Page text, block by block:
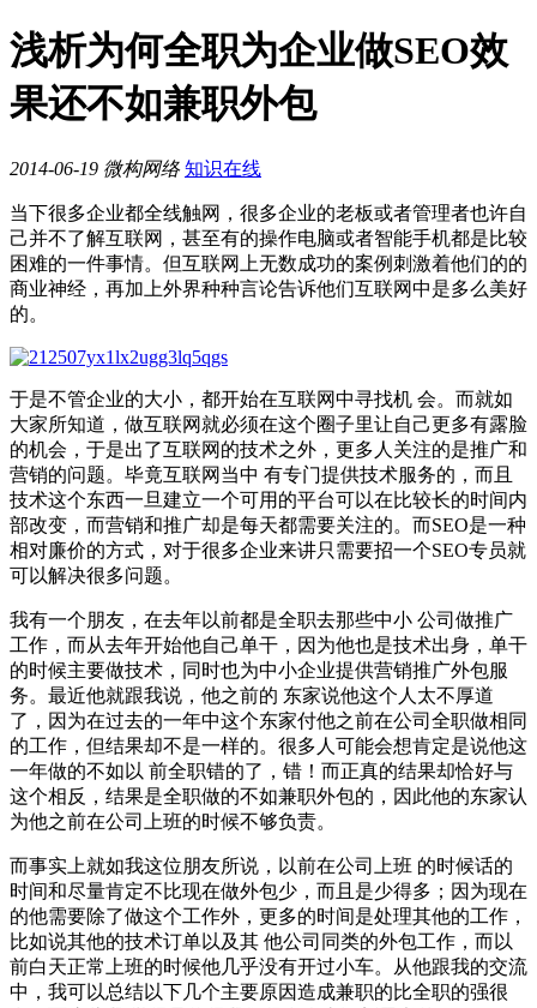
浅析为何全职为企业做SEO效
果还不如兼职外包
2014-06-19 微构网络 知识在线
当下很多企业都全线触网，很多企业的老板或者管理者也许自
己并不了解互联网，甚至有的操作电脑或者智能手机都是比较
困难的一件事情。但互联网上无数成功的案例刺激着他们的的
商业神经，再加上外界种种言论告诉他们互联网中是多么美好
的。
于是不管企业的大小，都开始在互联网中寻找机 会。而就如
大家所知道，做互联网就必须在这个圈子里让自己更多有露脸
的机会，于是出了互联网的技术之外，更多人关注的是推广和
营销的问题。毕竟互联网当中 有专门提供技术服务的，而且
技术这个东西一旦建立一个可用的平台可以在比较长的时间内
部改变，而营销和推广却是每天都需要关注的。而SEO是一种
相对廉价的方式，对于很多企业来讲只需要招一个SEO专员就
可以解决很多问题。
我有一个朋友，在去年以前都是全职去那些中小 公司做推广
工作，而从去年开始他自己单干，因为他也是技术出身，单干
的时候主要做技术，同时也为中小企业提供营销推广外包服
务。最近他就跟我说，他之前的 东家说他这个人太不厚道
了，因为在过去的一年中这个东家付他之前在公司全职做相同
的工作，但结果却不是一样的。很多人可能会想肯定是说他这
一年做的不如以 前全职错的了，错！而正真的结果却恰好与
这个相反，结果是全职做的不如兼职外包的，因此他的东家认
为他之前在公司上班的时候不够负责。
而事实上就如我这位朋友所说，以前在公司上班 的时候话的
时间和尽量肯定不比现在做外包少，而且是少得多；因为现在
的他需要除了做这个工作外，更多的时间是处理其他的工作，
比如说其他的技术订单以及其 他公司同类的外包工作，而以
前白天正常上班的时候他几乎没有开过小车。从他跟我的交流
中，我可以总结以下几个主要原因造成兼职的比全职的强很